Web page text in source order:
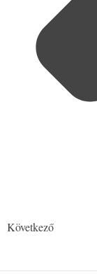
Következő